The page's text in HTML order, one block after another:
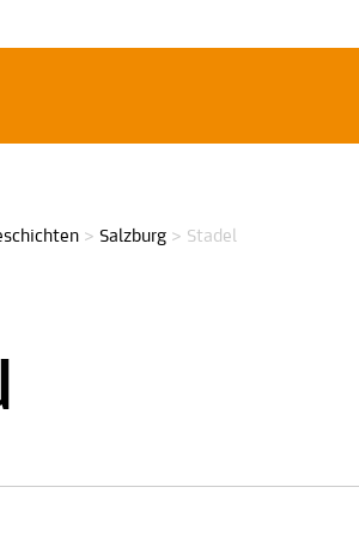
> Salzburg > Stadel